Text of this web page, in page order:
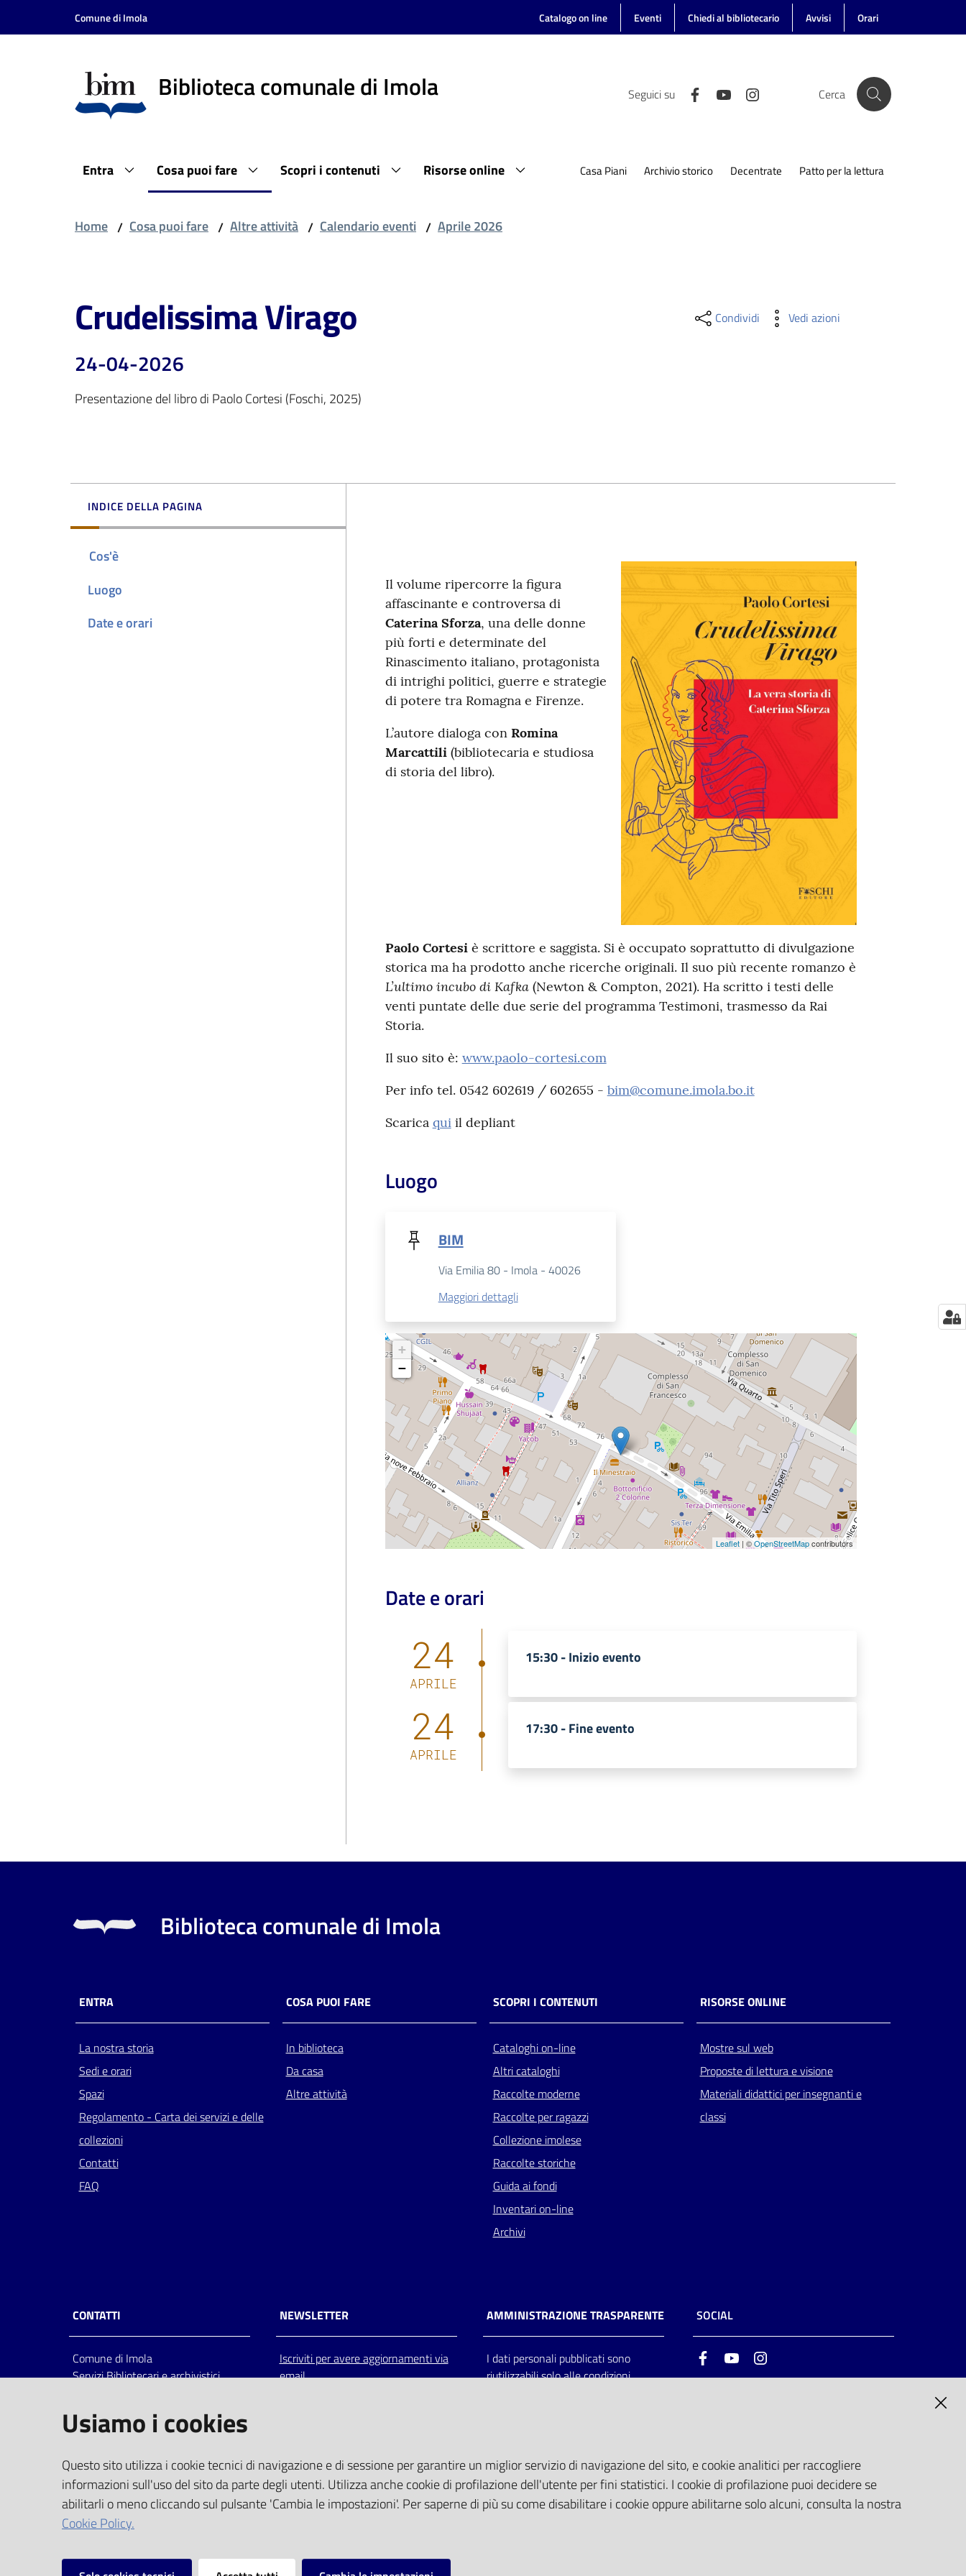
Vai al contenuto
Vai alla navigazione
Comune di Imola Catalogo on line Eventi Chiedi al bibliotecario Avvisi Orari
Biblioteca comunale di Imola Seguici su Cerca
Entra Cosa puoi fare Scopri i contenuti Risorse online Casa Piani Archivio storico Decentrate Patto per la lettura
Home / Cosa puoi fare / Altre attività / Calendario eventi / Aprile 2026
Crudelissima Virago
24-04-2026
Presentazione del libro di Paolo Cortesi (Foschi, 2025)
Condividi Vedi azioni
INDICE DELLA PAGINA
Cos'è
Luogo
Date e orari
Il volume ripercorre la figura
affascinante e controversa di
Caterina Sforza, una delle donne
più forti e determinate del
Rinascimento italiano, protagonista
di intrighi politici, guerre e strategie
di potere tra Romagna e Firenze.
L’autore dialoga con Romina
Marcattili(bibliotecaria e studiosa
di storia del libro).
Paolo Cortesi è scrittore e saggista. Si è occupato soprattutto di divulgazione
storica ma ha prodotto anche ricerche originali. Il suo più recente romanzo è
L’ultimo incubo di Kafka (Newton & Compton, 2021). Ha scritto i testi delle
venti puntate delle due serie del programma Testimoni, trasmesso da Rai
Storia.
Il suo sito è: www.paolo-cortesi.com
Per info tel. 0542 602619 / 602655 - bim@comune.imola.bo.it
Scarica quiil depliant
Luogo
BIM
Via Emilia 80 - Imola - 40026
Maggiori dettagli
+
−
Leaflet| ©OpenStreetMapcontributors
Date e orari
24
APRILE
15:30 -Inizio evento
24
APRILE
17:30 -Fine evento
Biblioteca comunale di Imola
ENTRA
La nostra storia
Sedi e orari
Spazi
Regolamento - Carta dei servizi e delle
collezioni
Contatti
FAQ
COSA PUOI FARE
In biblioteca
Da casa
Altre attività
SCOPRI I CONTENUTI
Cataloghi on-line
Altri cataloghi
Raccolte moderne
Raccolte per ragazzi
Collezione imolese
Raccolte storiche
Guida ai fondi
Inventari on-line
Archivi
RISORSE ONLINE
Mostre sul web
Proposte di lettura e visione
Materiali didattici per insegnanti e
classi
CONTATTI
Comune di Imola
Servizi Bibliotecari e archivistici
Italia
centralino: tel 0542.6026.36 fax
bim@comune.imola.bo.it
PEC
comune.imola@cert.provincia.bo.it
P.IVA 00523381200
C.F. 00794470377
NEWSLETTER
Iscriviti per avere aggiornamenti via
email
AMMINISTRAZIONE TRASPARENTE
I dati personali pubblicati sono
riutilizzabili solo alle condizioni
SOCIAL
FacebookYoutube
Usiamo i cookies
Questo sito utilizza i cookie tecnici di navigazione e di sessione per garantire un miglior servizio di navigazione del sito, e cookie analitici per raccogliere
informazioni sull'uso del sito da parte degli utenti. Utilizza anche cookie di profilazione dell'utente per fini statistici. I cookie di profilazione puoi decidere se
abilitarli o meno cliccando sul pulsante 'Cambia le impostazioni'. Per saperne di più su come disabilitare i cookie oppure abilitarne solo alcuni, consulta la nostra
Cookie Policy.